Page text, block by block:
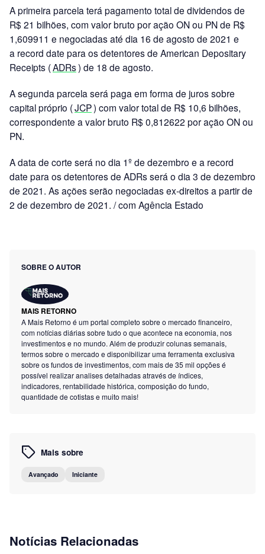
A primeira parcela terá pagamento total de dividendos de
R$ 21 bilhões, com valor bruto por ação ON ou PN de R$
1,609911 e negociadas até dia 16 de agosto de 2021 e
a record date para os detentores de American Depositary
Receipts (ADRs) de 18 de agosto.
A segunda parcela será paga em forma de juros sobre
capital próprio (JCP) com valor total de R$ 10,6 bilhões,
correspondente a valor bruto R$ 0,812622 por ação ON ou
PN.
A data de corte será no dia 1º de dezembro e a record
date para os detentores de ADRs será o dia 3 de dezembro
de 2021. As ações serão negociadas ex-direitos a partir de
2 de dezembro de 2021. / com Agência Estado
SOBRE O AUTOR
MAIS RETORNO
A Mais Retorno é um portal completo sobre o mercado financeiro,
com notícias diárias sobre tudo o que acontece na economia, nos
investimentos e no mundo. Além de produzir colunas semanais,
termos sobre o mercado e disponibilizar uma ferramenta exclusiva
sobre os fundos de investimentos, com mais de 35 mil opções é
possível realizar analises detalhadas através de índices,
indicadores, rentabilidade histórica, composição do fundo,
quantidade de cotistas e muito mais!
Mais sobre
Avançado Iniciante
Notícias Relacionadas